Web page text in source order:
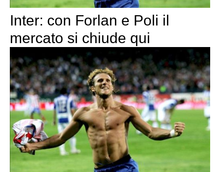
Inter: con Forlan e Poli il
mercato si chiude qui